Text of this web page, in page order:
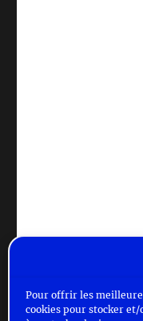
Pour offrir les
cookies pour stocker